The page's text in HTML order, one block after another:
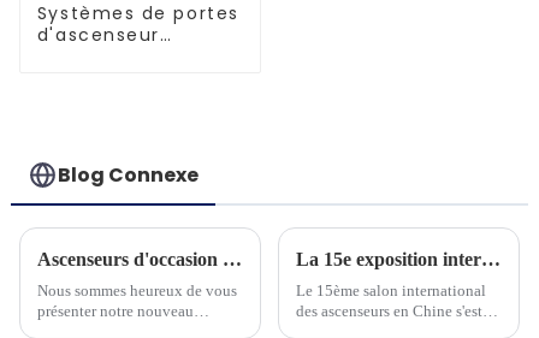
Systèmes de portes
d'ascenseur
Blog Connexe
Ascenseurs d'occasion pour villa panoramique et sécurité
Nous sommes heureux de vous
présenter notre nouveau
La 15e exposition internationale chinoise des ascenseurs s'est tenue avec succès à Shanghai du 5 au 8 juillet 2023.
Le 15ème salon international
des ascenseurs en Chine s'est